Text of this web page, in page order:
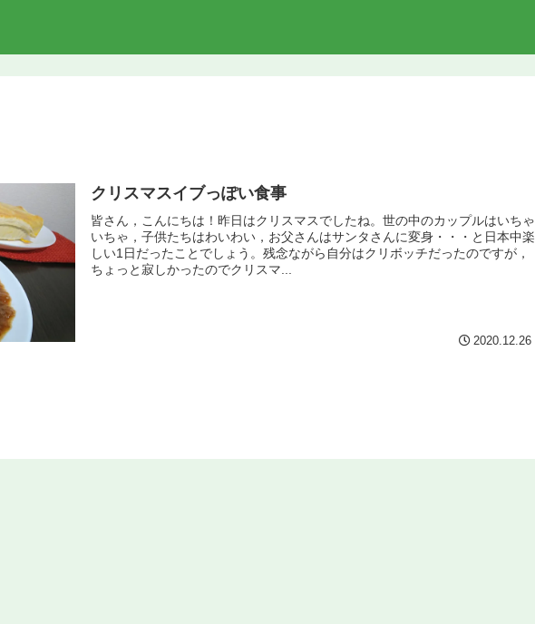
クリスマスイブっぽい食事
皆さん，こんにちは！昨日はクリスマスでしたね。世の中のカップルはいちゃ
いちゃ，子供たちはわいわい，お父さんはサンタさんに変身・・・と日本中楽
しい1日だったことでしょう。残念ながら自分はクリボッチだったのですが，
ちょっと寂しかったのでクリスマ...
2020.12.26